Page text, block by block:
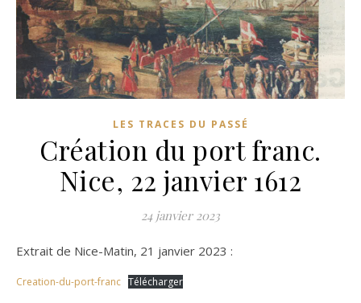
LES TRACES DU PASSÉ
Création du port franc.
Nice, 22 janvier 1612
24 janvier 2023
Extrait de Nice-Matin, 21 janvier 2023 :
Creation-du-port-franc Télécharger